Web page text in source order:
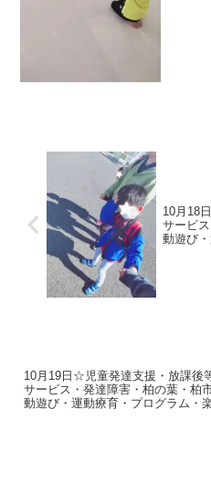
10月18
サービ
動遊び
10月19日☆児童発達支援・放課後
サービス・発達障害・柏の葉・柏
動遊び・運動療育・プログラム・楽